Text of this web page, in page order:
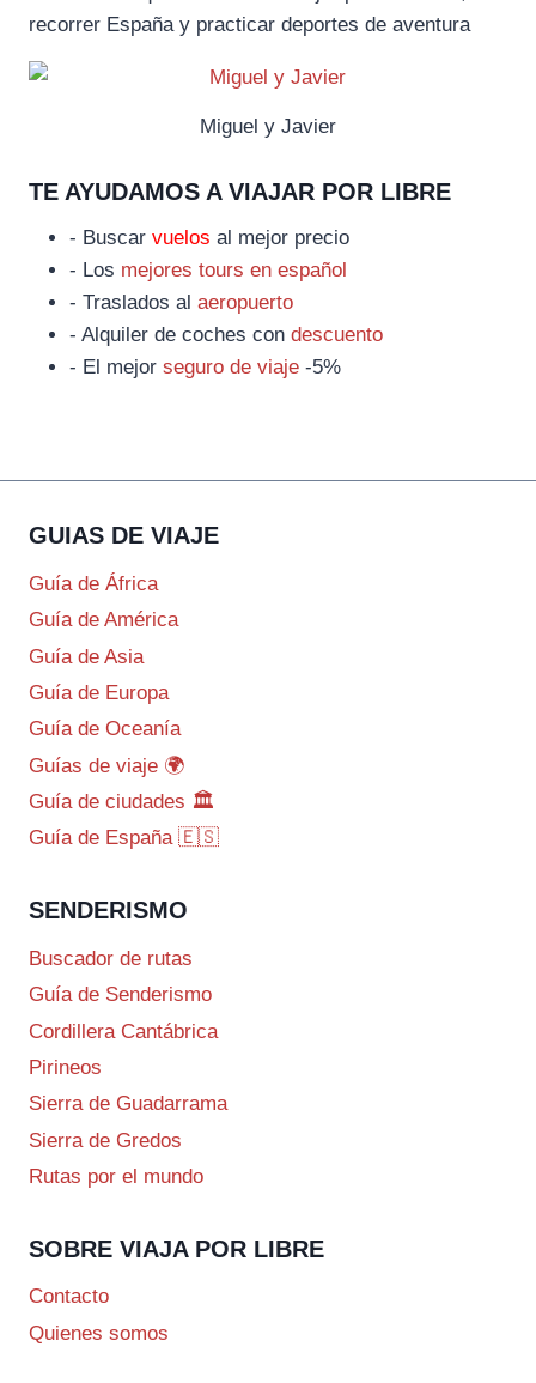
recorrer España y practicar deportes de aventura
Miguel y Javier
TE AYUDAMOS A VIAJAR POR LIBRE
- Buscar vuelos al mejor precio
- Los mejores tours en español
- Traslados al aeropuerto
- Alquiler de coches con descuento
- El mejor seguro de viaje -5%
GUIAS DE VIAJE
Guía de África
Guía de América
Guía de Asia
Guía de Europa
Guía de Oceanía
Guías de viaje 🌍
Guía de ciudades 🏛️
Guía de España 🇪🇸
SENDERISMO
Buscador de rutas
Guía de Senderismo
Cordillera Cantábrica
Pirineos
Sierra de Guadarrama
Sierra de Gredos
Rutas por el mundo
SOBRE VIAJA POR LIBRE
Contacto
Quienes somos